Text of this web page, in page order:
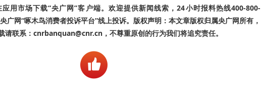
用市场下载“央广网”客户端。欢迎提供新闻线索，24小时报料热线400-800-
广网“啄木鸟消费者投诉平台”线上投诉。版权声明：本文章版权归属央广网所有，
请联系：cnrbanquan@cnr.cn，不尊重原创的行为我们将追究责任。